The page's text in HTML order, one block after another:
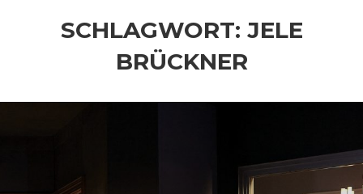
SCHLAGWORT: JELE
BRÜCKNER